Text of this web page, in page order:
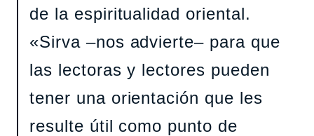
de la espiritualidad oriental.
«Sirva –nos advierte– para que
las lectoras y lectores pueden
tener una orientación que les
resulte útil como punto de